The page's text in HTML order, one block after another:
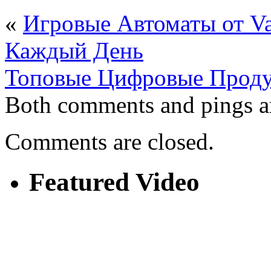
« Игровые Автоматы от
Каждый День
Топовые Цифровые
Both comments and pings
Comments are closed.
Featured Video